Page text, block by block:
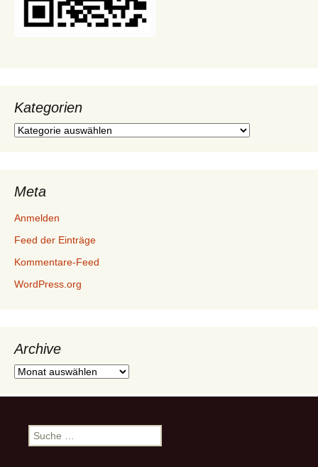
Kategorien
Kategorien
Meta
Anmelden
Feed der Einträge
Kommentare-Feed
WordPress.org
Archive
Archive
Suche
nach: